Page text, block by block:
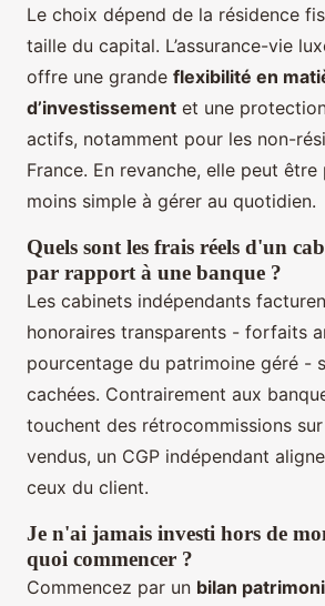
Le choix dépend de la résidence
taille du capital. L’assurance-vie
offre une grande flexibilité en
d’investissement et une
actifs, notamment pour les non-
France. En revanche, elle peut
moins simple à gérer au quotidien.
Quels sont les frais réels d'un
par rapport à une banque ?
Les cabinets indépendants
honoraires transparents - forfaits
pourcentage du patrimoine géré -
cachées. Contrairement aux
touchent des rétrocommissions
vendus, un CGP indépendant
ceux du client.
Je n'ai jamais investi hors de
quoi commencer ?
Commencez par un bilan